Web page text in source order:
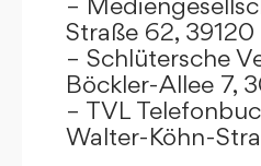
Straße 62,
– Schlütersche
Böckler-Allee 7,
– TVL
Walter-Köhn-